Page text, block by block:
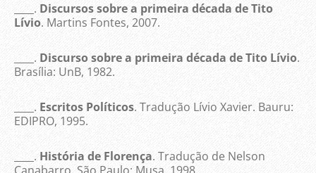
____. Discursos sobre a primeira década de Tito
Lívio. Martins Fontes, 2007.
____. Discurso sobre a primeira década de Tito Lívio.
Brasília: UnB, 1982.
____. Escritos Políticos. Tradução Lívio Xavier. Bauru:
EDIPRO, 1995.
____. História de Florença. Tradução de Nelson